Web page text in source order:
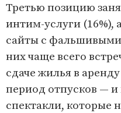
Третью позицию
интим-услуги (16%),
сайты с фальшивыми
них чаще всего
сдаче жилья в
период отпусков —
спектакли, которые